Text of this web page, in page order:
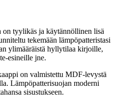
on tyylikäs ja käytännöllinen lisä
tekemään lämpöpatteristasi
ylimääräistä hyllytilaa kirjoille,
esineille jne.
on valmistettu MDF-levystä
Lämpöpatterisuojan moderni
sisustukseen.